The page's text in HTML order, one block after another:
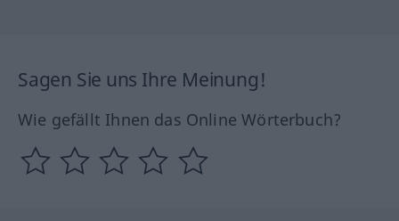
Sagen Sie uns Ihre Meinung!
Wie gefällt Ihnen das Online Wörterbuch?